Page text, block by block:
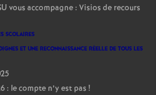
vous accompagne : Visios de recours
scolaires
et une reconnaissance réelle de tous les
: le compte n’y est pas !